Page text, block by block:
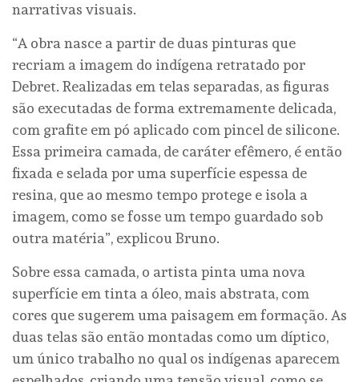
narrativas visuais.
“A obra nasce a partir de duas pinturas que
recriam a imagem do indígena retratado por
Debret. Realizadas em telas separadas, as figuras
são executadas de forma extremamente delicada,
com grafite em pó aplicado com pincel de silicone.
Essa primeira camada, de caráter efêmero, é então
fixada e selada por uma superfície espessa de
resina, que ao mesmo tempo protege e isola a
imagem, como se fosse um tempo guardado sob
outra matéria”, explicou Bruno.
Sobre essa camada, o artista pinta uma nova
superfície em tinta a óleo, mais abstrata, com
cores que sugerem uma paisagem em formação. As
duas telas são então montadas como um díptico,
um único trabalho no qual os indígenas aparecem